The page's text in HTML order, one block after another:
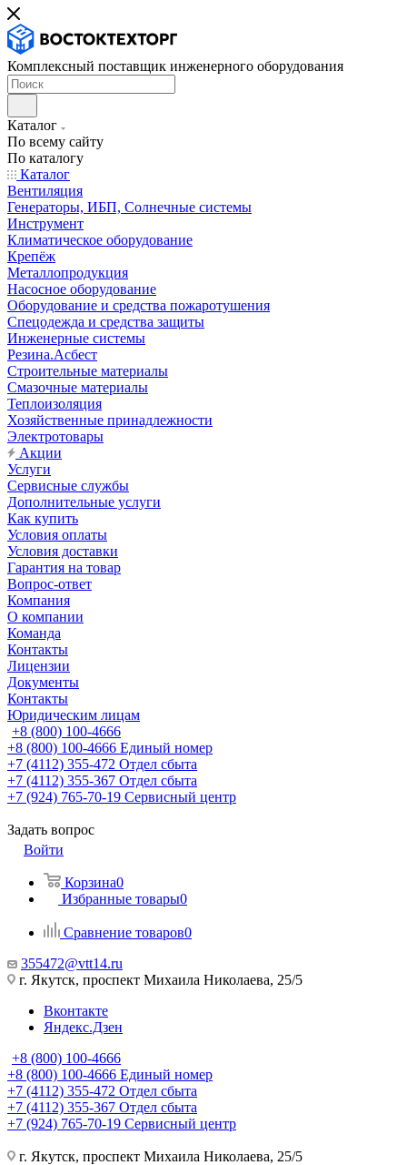
Комплексный поставщик инженерного оборудования
Каталог
По всему сайту
По каталогу
Каталог
Вентиляция
Генераторы, ИБП, Солнечные системы
Инструмент
Климатическое оборудование
Крепёж
Металлопродукция
Насосное оборудование
Оборудование и средства пожаротушения
Спецодежда и средства защиты
Инженерные системы
Резина.Асбест
Строительные материалы
Смазочные материалы
Теплоизоляция
Хозяйственные принадлежности
Электротовары
Акции
Услуги
Сервисные службы
Дополнительные услуги
Как купить
Условия оплаты
Условия доставки
Гарантия на товар
Вопрос-ответ
Компания
О компании
Команда
Контакты
Лицензии
Документы
Контакты
Юридическим лицам
+8 (800) 100-4666
+8 (800) 100-4666 Единый номер
+7 (4112) 355-472 Отдел сбыта
+7 (4112) 355-367 Отдел сбыта
+7 (924) 765-70-19 Сервисный центр
Задать вопрос
Войти
Корзина0
Избранные товары0
Сравнение товаров0
355472@vtt14.ru
г. Якутск, проспект Михаила Николаева, 25/5
Вконтакте
Яндекс.Дзен
+8 (800) 100-4666
+8 (800) 100-4666 Единый номер
+7 (4112) 355-472 Отдел сбыта
+7 (4112) 355-367 Отдел сбыта
+7 (924) 765-70-19 Сервисный центр
г. Якутск, проспект Михаила Николаева, 25/5